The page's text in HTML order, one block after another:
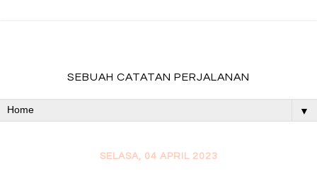
SEBUAH CATATAN PERJALANAN
▼
SELASA, 04 APRIL 2023